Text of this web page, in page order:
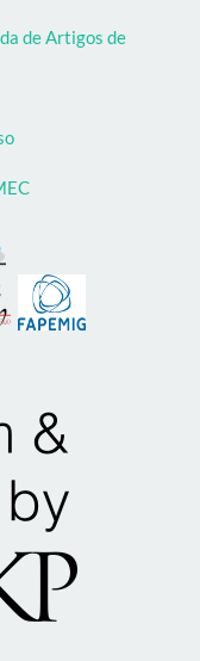
de Artigos de